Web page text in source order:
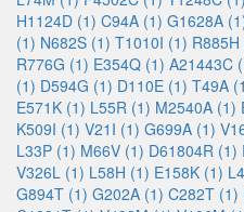
H1124D (1) C94A (1) G1628A
(1) N682S (1) T1010I (1) R885H
R776G (1) E354Q (1) A21443C
(1) D594G (1) D110E (1) T49A
E571K (1) L55R (1) M2540A (1)
K509I (1) V21I (1) G699A (1)
L33P (1) M66V (1) D61804R (1)
V326L (1) L58H (1) E158K (1)
G894T (1) G202A (1) C282T (1)